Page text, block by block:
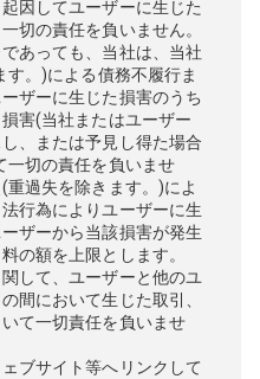
因してユーザーに生じた
切の責任を負いません。
あっても、当社は、当社
。)による債務不履行ま
ザーに生じた損害のうち
害(当社またはユーザー
、または予見し得た場合
一切の責任を負いませ
重過失を除きます。)によ
行為によりユーザーに生
ザーから当該損害が発生
の額を上限とします。
して、ユーザーと他のユ
間において生じた取引、
て一切責任を負いませ
ブサイト等へリンクして